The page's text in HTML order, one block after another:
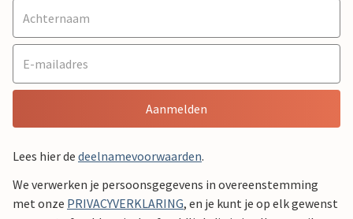
Aanmelden
Lees hier de deelnamevoorwaarden.
We verwerken je persoonsgegevens in overeenstemming
met onze PRIVACYVERKLARING, en je kunt je op elk gewenst